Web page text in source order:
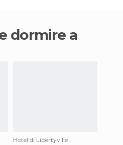
Hotel di Libertyville